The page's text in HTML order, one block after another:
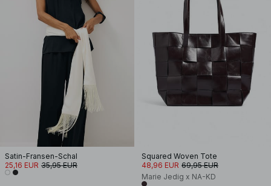
Satin-Fransen-Schal
25,16 EUR 35,95 EUR
Squared Woven Tote
48,96 EUR 69,95 EUR
Marie Jedig x NA-KD